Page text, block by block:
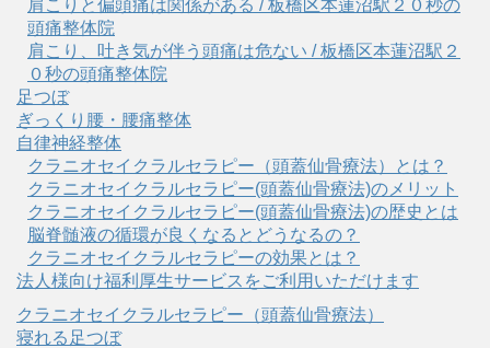
肩こりと偏頭痛は関係がある / 板橋区本蓮沼駅２０秒の
頭痛整体院
肩こり、吐き気が伴う頭痛は危ない / 板橋区本蓮沼駅２
０秒の頭痛整体院
足つぼ
ぎっくり腰・腰痛整体
自律神経整体
クラニオセイクラルセラピー（頭蓋仙骨療法）とは？
クラニオセイクラルセラピー(頭蓋仙骨療法)のメリット
クラニオセイクラルセラピー(頭蓋仙骨療法)の歴史とは
脳脊髄液の循環が良くなるとどうなるの？
クラニオセイクラルセラピーの効果とは？
法人様向け福利厚生サービスをご利用いただけます
クラニオセイクラルセラピー（頭蓋仙骨療法）
寝れる足つぼ